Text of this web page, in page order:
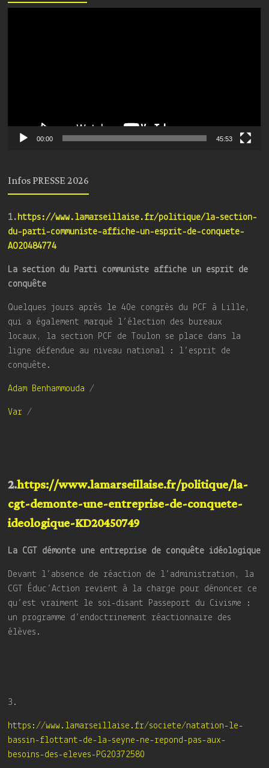
00:00 45:53
Infos PRESSE 2026
1. https://www.lamarseillaise.fr/politique/la-section-
du-parti-communiste-affiche-un-esprit-de-conquete-
AO20484774
La section du Parti communiste affiche un esprit de
conquête
Quelques jours après le 40e congrès du PCF à Lille,
qui a également marqué l’élection des bureaux
locaux, la section PCF de Toulon se place dans la
ligne défendue au niveau national : l’esprit de
conquête.
Adam Benhammouda /
Var /
2.https://www.lamarseillaise.fr/politique/la-
cgt-demonte-une-entreprise-de-conquete-
ideologique-KD20450749
La CGT démonte une entreprise de conquête idéologique
Devant l’absence de réaction de l’administration, la
CGT Éduc’Action revient à la charge pour dénoncer ce
qu’est vraiment le soi-disant Passeport du Civisme :
un programme d’endoctrinement réactionnaire des
élèves.
3.
https://www.lamarseillaise.fr/societe/natation-le-
bassin-flottant-de-la-seyne-ne-repond-pas-aux-
besoins-des-eleves-PG20372580